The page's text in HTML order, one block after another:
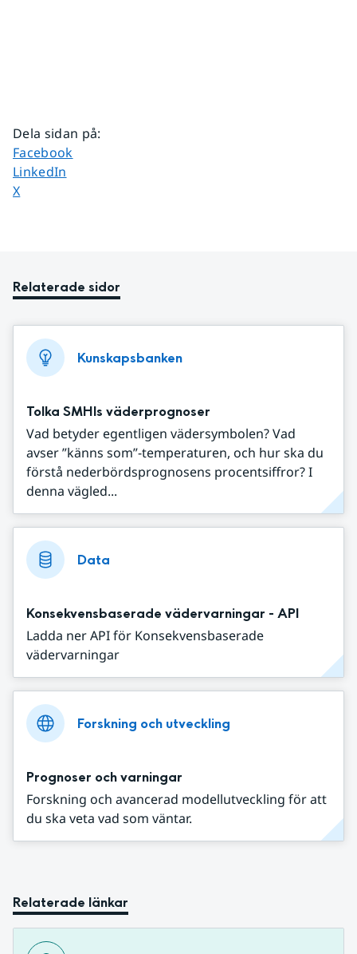
Dela sidan på:
Dela sidan på
Facebook
Dela sidan på
LinkedIn
Dela sidan på
X
Relaterade sidor
Kunskapsbanken
Tolka SMHIs väderprognoser
Vad betyder egentligen vädersymbolen? Vad
avser ”känns som”-temperaturen, och hur ska du
förstå nederbördsprognosens procentsiffror? I
denna vägled...
Data
Konsekvensbaserade vädervarningar - API
Ladda ner API för Konsekvensbaserade
vädervarningar
Forskning och utveckling
Prognoser och varningar
Forskning och avancerad modellutveckling för att
du ska veta vad som väntar.
Relaterade länkar